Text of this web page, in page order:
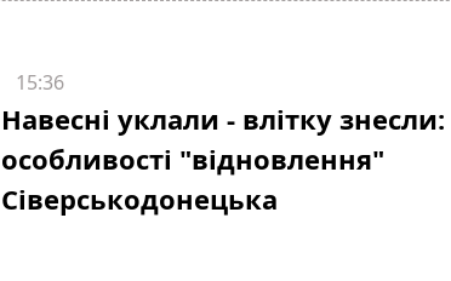
15:36
Навесні уклали - влітку знесли:
особливості "відновлення"
Сіверськодонецька